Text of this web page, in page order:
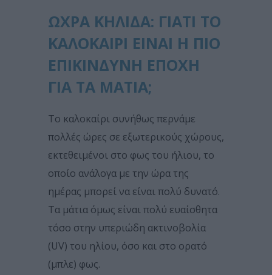
ΩΧΡΆ ΚΗΛΊΔΑ: ΓΙΑΤΊ ΤΟ
ΚΑΛΟΚΑΊΡΙ ΕΊΝΑΙ Η ΠΙΟ
ΕΠΙΚΊΝΔΥΝΗ ΕΠΟΧΉ
ΓΙΑ ΤΑ ΜΆΤΙΑ;
Το καλοκαίρι συνήθως περνάμε
πολλές ώρες σε εξωτερικούς χώρους,
εκτεθειμένοι στο φως του ήλιου, το
οποίο ανάλογα με την ώρα της
ημέρας μπορεί να είναι πολύ δυνατό.
Τα μάτια όμως είναι πολύ ευαίσθητα
τόσο στην υπεριώδη ακτινοβολία
(UV) του ηλίου, όσο και στο ορατό
(μπλε) φως.